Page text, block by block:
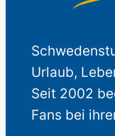
Urlaub,
Seit 2002
Fans bei